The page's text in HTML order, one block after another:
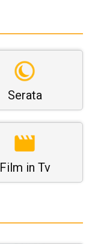
Serata
Film in Tv